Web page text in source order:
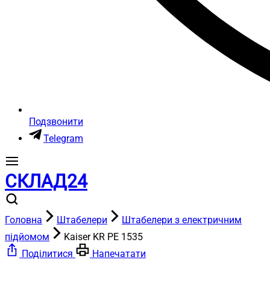
Подзвонити
Telegram
СКЛАД24
Головна Штабелери
Штабелери з електричним
підйомом
Kaiser KR PE 1535
Поділитися
Напечатати